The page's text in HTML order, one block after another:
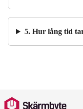
5. Hur lång tid